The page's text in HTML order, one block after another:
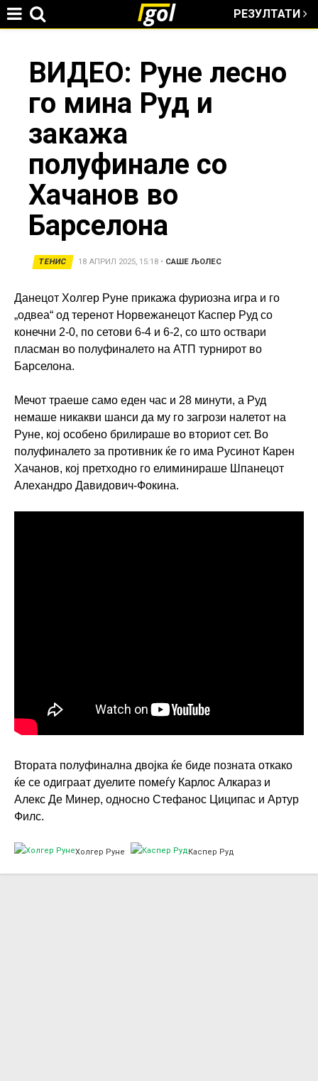
РЕЗУЛТАТИ
here
ВИДЕО: Руне лесно
го мина Руд и
закажа
полуфинале со
Хачанов во
Барселона
ТЕНИС 18 АПРИЛ 2025, 15:18 • САШЕ ЉОЛЕС
Данецот Холгер Руне прикажа фуриозна игра и го
„одвеа“ од теренот Норвежанецот Каспер Руд со
конечни 2-0, по сетови 6-4 и 6-2, со што оствари
пласман во полуфиналето на АТП турнирот во
Барселона.
Мечот траеше само еден час и 28 минути, а Руд
немаше никакви шанси да му го загрози налетот на
Руне, кој особено брилираше во вториот сет. Во
полуфиналето за противник ќе го има Русинот Карен
Хачанов, кој претходно го елиминираше Шпанецот
Алехандро Давидович-Фокина.
Втората полуфинална двојка ќе биде позната откако
ќе се одиграат дуелите помеѓу Карлос Алкараз и
Алекс Де Минер, односно Стефанос Циципас и Артур
Филс.
Холгер Руне Каспер Руд